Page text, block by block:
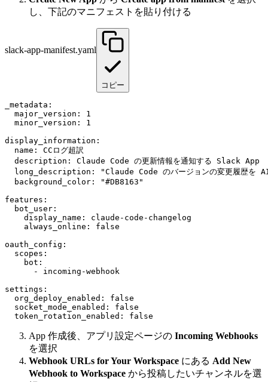
し、下記のマニフェストを貼り付ける
slack-app-manifest.yaml
コピー
_metadata:
  major_version: 1
  minor_version: 1
display_information:
  name: CCログ超訳
  description: Claude Code の更新情報を通知する Slack App
long_description: "Claude Code のバージョンの変更履歴を AI が
  background_color: "#DB8163"
features:
  bot_user:
    display_name: claude-code-changelog
    always_online: false
oauth_config:
  scopes:
    bot:
      - incoming-webhook
settings:
  org_deploy_enabled: false
  socket_mode_enabled: false
App 作成後、アプリ設定ページの Incoming Webhooks
を選択
Webhook URLs for Your Workspace にある Add New
Webhook to Workspace から投稿したいチャンネルを選